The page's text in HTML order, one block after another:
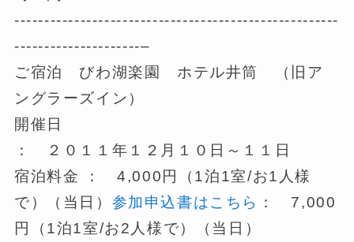
------------------------------------------------------
---------------------–
ご宿泊 びわ湖楽園 ホテル井筒 （旧ア
ングラーズイン）
開催日
： ２０１１年１２月１０日～１１日
宿泊料金 ： 4,000円（1泊1室/お1人様
で）（当日） 参加申込書はこちら
： 7,000
円（1泊1室/お2人様で）（当日）